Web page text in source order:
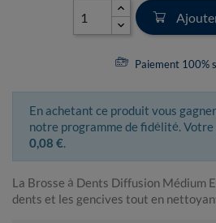
Paiement 100%
En achetant ce produit vous
notre programme de fidélité.
0,08 €.
La Brosse à Dents Diffusion Médium
dents et les gencives tout en